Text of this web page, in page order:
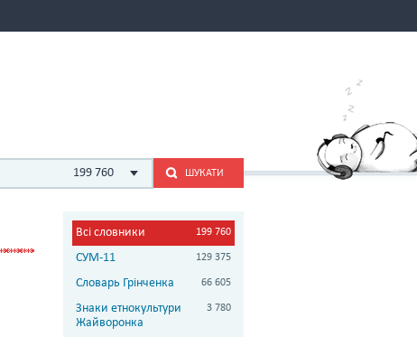
199 760 ШУКАТИ
Всі словники 199 760
СУМ-11 129 375
Словарь Грінченка 66 605
Знаки етнокультури
Жайворонка
3 780